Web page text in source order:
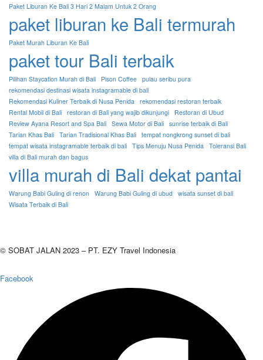
Paket Liburan Ke Bali 3 Hari 2 Malam Untuk 2 Orang
paket liburan ke Bali termurah
Paket Murah Liburan Ke Bali
paket tour Bali terbaik
Pilihan Staycation Murah di Bali Pison Coffee pulau seribu pura
rekomendasi destinasi wisata instagramable di bali
Rekomendasi Kuliner Terbaik di Nusa Penida rekomendasi restoran terbaik
Rental Mobil di Bali restoran di Bali yang wajib dikunjungi
Restoran di Ubud
Review Ayana Resort and Spa Bali Sewa Motor di Bali sunrise terbaik di Bali
Tarian Khas Bali Tarian Tradisional Khas Bali tempat nongkrong sunset di bali
tempat wisata instagramable terbaik di bali Tips Menuju Nusa Penida Toleransi Bali
villa di Bali murah dan bagus
villa murah di Bali dekat pantai
Warung Babi Guling di renon Warung Babi Guling di ubud wisata sunset di bali
Wisata Terbaik di Bali
© SOBAT JALAN 2023 – PT. EZY Travel Indonesia
Facebook